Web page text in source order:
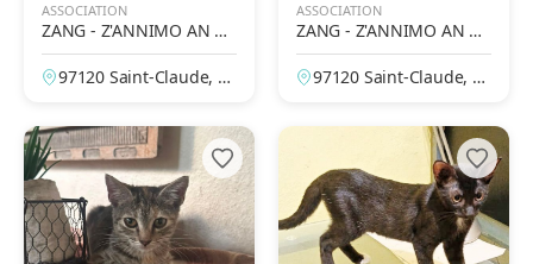
ASSOCIATION
ZANG - Z'ANNIMO AN N
OU GWADLOUP'
97120 Saint-Claude, G
ASSOCIATION
ZANG - Z'ANNIMO AN N
OU GWADLOUP'
97120 Saint-Claude, G